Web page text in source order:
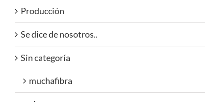
Producción
Se dice de nosotros..
Sin categoría
muchafibra